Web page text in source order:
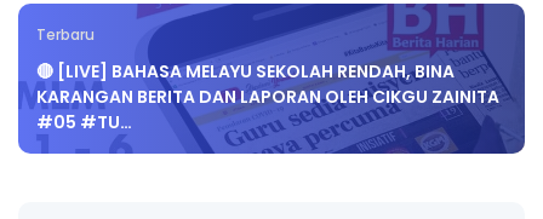
Terbaru
🔴 [LIVE] BAHASA MELAYU SEKOLAH RENDAH, BINA
KARANGAN BERITA DAN LAPORAN OLEH CIKGU ZAINITA
#05 #TU…